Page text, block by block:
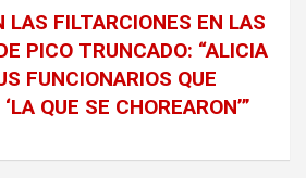
LAS FILTARCIONES EN LAS
PICO TRUNCADO: “ALICIA
FUNCIONARIOS QUE
QUE SE CHOREARON’”